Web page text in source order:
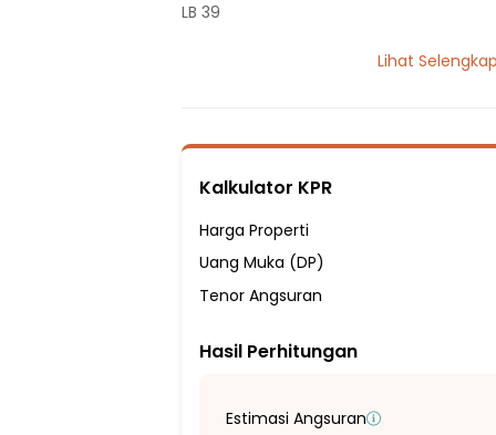
LB 39
7 menit ke SD Negeri Kebalen 02
8 menit ke SMAN 1 Babelan
10 menit ke SD Negeri 05 Kebalen
10 menit ke SD Negeri Kebalen 06
10 menit ke SMP Fatahillah Babelan
15 menit ke Pasar Kaget Taman Wisma
Lihat
Kalkulator KPR
Harga Properti
Uang Muka (DP)
Tenor Angsuran
Hasil Perhitungan
Estimasi Angsuran